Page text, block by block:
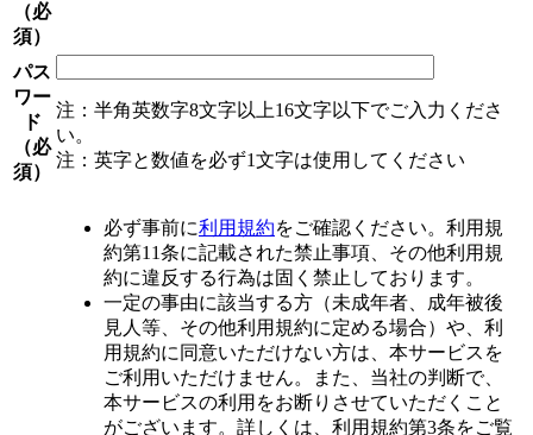
（必
須）
パス
ワー
ド
（必
須）
注：半角英数字8文字以上16文字以下でご入力くださ
い。
注：英字と数値を必ず1文字は使用してください
必ず事前に利用規約をご確認ください。利用規
約第11条に記載された禁止事項、その他利用規
約に違反する行為は固く禁止しております。
一定の事由に該当する方（未成年者、成年被後
見人等、その他利用規約に定める場合）や、利
用規約に同意いただけない方は、本サービスを
ご利用いただけません。また、当社の判断で、
本サービスの利用をお断りさせていただくこと
がございます。詳しくは、利用規約第3条をご覧